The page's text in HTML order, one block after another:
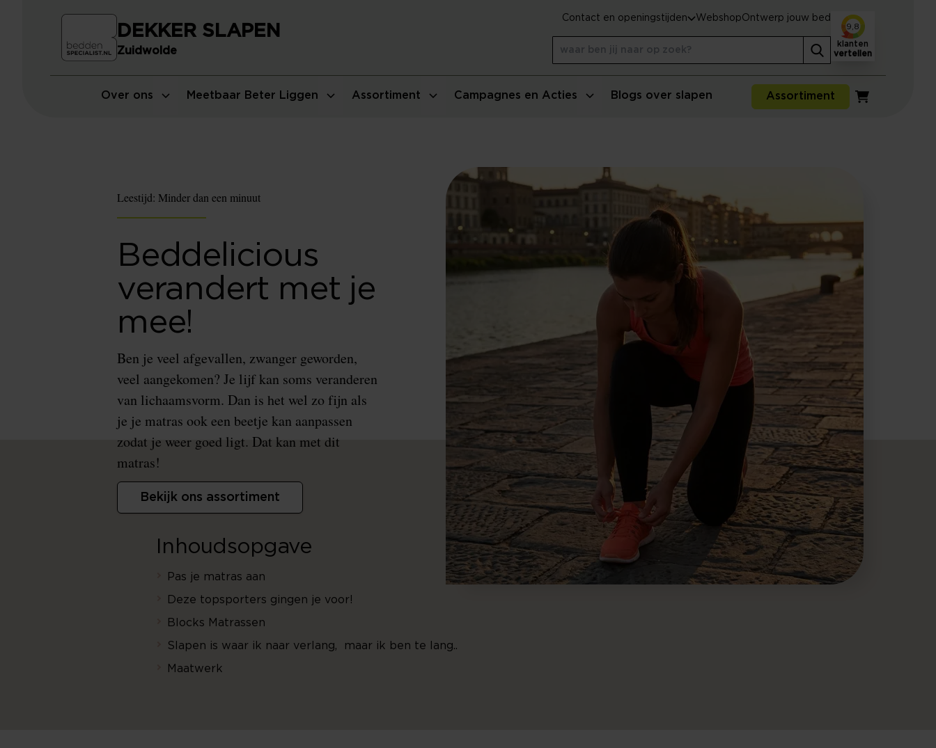
Over ons Meetbaar Beter Liggen Assortiment Campagnes en Acties Blogs over slapen Assortiment
Winkelwagen
DEKKER SLAPEN
Zuidwolde
Contact en openingstijden WebshopOntwerp jouw bed
9,8
klanten
vertellen
Leestijd: Minder dan een minuut
Beddelicious
verandert met je
mee!
Ben je veel afgevallen, zwanger geworden,
veel aangekomen? Je lijf kan soms veranderen
van lichaamsvorm. Dan is het wel zo fijn als
je je matras ook een beetje kan aanpassen
zodat je weer goed ligt. Dat kan met dit
matras!
Bekijk ons assortiment
Inhoudsopgave
Pas je matras aan
Deze topsporters gingen je voor!
Blocks Matrassen
Slapen is waar ik naar verlang, maar ik ben te lang..
Maatwerk